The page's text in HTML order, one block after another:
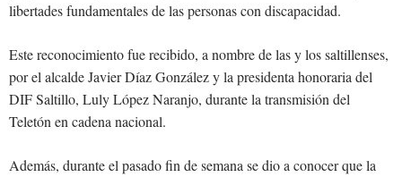
libertades fundamentales de las personas con discapacidad.
Este reconocimiento fue recibido, a nombre de las y los saltillenses,
por el alcalde Javier Díaz González y la presidenta honoraria del
DIF Saltillo, Luly López Naranjo, durante la transmisión del
Teletón en cadena nacional.
Además, durante el pasado fin de semana se dio a conocer que la